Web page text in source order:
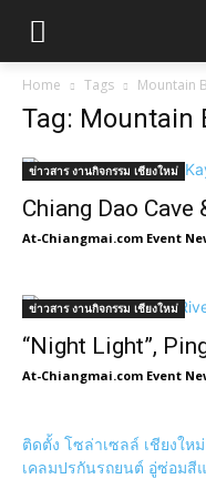
Home Tags Mountain
Tag: Mountain
ข่าวสาร งานกิจกรรม เชียงใหม่
Chiang Dao Cave
At-Chiangmai.com Event
ข่าวสาร งานกิจกรรม เชียงใหม่
“Night Light”,
At-Chiangmai.com Event
ติดตั้ง โซล่าเซลล์ เชียงใหม่
เคลมปรกันรถยนต์ อู่ซ่อมสี